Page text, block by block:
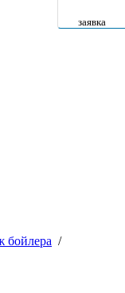
бойлера /
заявка